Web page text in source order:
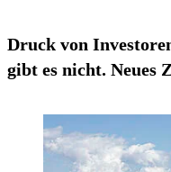
Druck von
gibt es nicht. Neues